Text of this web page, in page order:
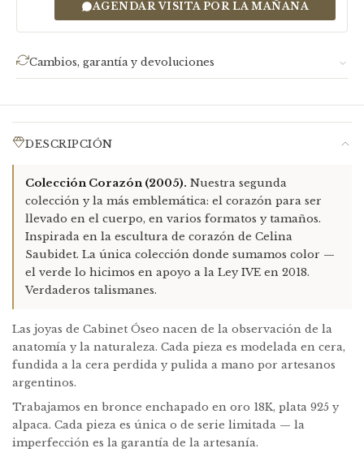
AGENDAR VISITA POR LA MAÑANA
Cambios, garantía y devoluciones
cambio o reembolso.
Devoluciones:
Idealmente dentro de la primera semana de
recibida la pieza. En caso de falla, el costo de reenvío lo
cubrimos nosotras. En cambios de tamaño o modelo, el
reenvío es a cargo del cliente.
Enchapado en oro:El enchapado se desgasta naturalmente
con el uso. Podemos renovarlo — contactanos a
info@cabinetoseo.compara un presupuesto por pieza.
tote de gabardina artesanal + sobre plástico de protección.
DESCRIPCIÓN
Colección Corazón (2005). Nuestra segunda
colección y la más emblemática: el corazón para ser
llevado en el cuerpo, en varios formatos y tamaños.
Inspirada en la escultura de corazón de Celina
Saubidet. La única colección donde sumamos color —
el verde lo hicimos en apoyo a la Ley IVE en 2018.
Verdaderos talismanes.
Las joyas de Cabinet Óseo nacen de la observación de la
anatomía y la naturaleza. Cada pieza es modelada en cera,
fundida a la cera perdida y pulida a mano por artesanos
argentinos.
Trabajamos en bronce enchapado en oro 18K, plata 925 y
alpaca. Cada pieza es única o de serie limitada — la
imperfección es la garantía de la artesanía.